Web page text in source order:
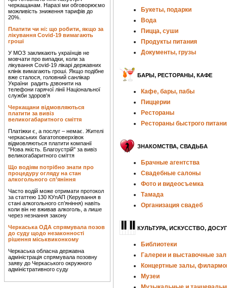
черкащанам. Наразі ми обговорюємо
можливість зниження тарифів до
20%.
Платити чи ні: що робити, якщо за
лікування Covid-19 вимагають
гроші
У МОЗ закликають українців не
мовчати про випадки, коли за
лікування Covid-19 лікарі державних
клінік вимагають гроші. Якщо подібне
вже сталося, головний санлікар
України радить дзвонити на
телефони гарячої лінії Національної
служби здоров'я
Черкащани відмовляються
платити за вивіз
великогабаритного сміття
Платіжки є, а послуг – немає. Жителі
черкаських багатоповерхівок
відмовляються платити компанії
"Нова якість. Благоустрій" за вивіз
великогабаритного сміття
Що водіям потрібно знати про
процедуру огляду на стан
алкогольного сп’яніння
Часто водій може отримати протокол
за статтею 130 КУпАП (Керування в
стані алкогольного сп’яніння) навіть
коли він не вживав алкоголь, а лише
через незнання закону
Черкаська ОДА спрямувала позов
до суду щодо незаконності
рішення міськвиконкому
Черкаська обласна державна
адміністрація спрямувала позовну
заяву до Черкаського окружного
адміністративного суду
Букеты, подарки
Вода
Пицца, суши
Продукты питания
Документы, грузы
БАРЫ, РЕСТОРАНЫ, КАФЕ
Кафе, бары, пабы
Пиццерии
Рестораны
Рестораны быстрого
ЗНАКОМСТВА, СВАДЬБА
Брачные агентства
Свадебные салоны
Фото и видеосъемка
Тамада
Организация свадеб
КУЛЬТУРА, ИСКУССТВО, ДОСУГ
Библиотеки
Галереи и выставочные
Концертные залы,
Музеи